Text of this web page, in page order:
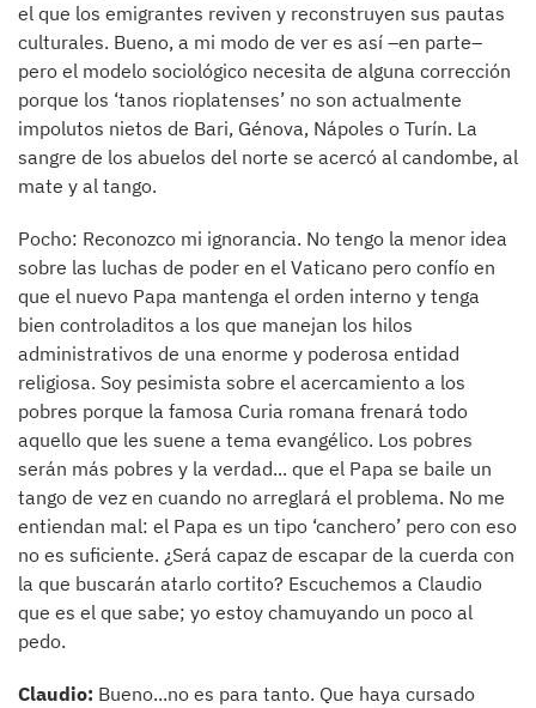
el que los emigrantes reviven y reconstruyen sus pautas
culturales. Bueno, a mi modo de ver es así –en parte–
pero el modelo sociológico necesita de alguna corrección
porque los ‘tanos rioplatenses’ no son actualmente
impolutos nietos de Bari, Génova, Nápoles o Turín. La
sangre de los abuelos del norte se acercó al candombe, al
mate y al tango.
Pocho: Reconozco mi ignorancia. No tengo la menor idea
sobre las luchas de poder en el Vaticano pero confío en
que el nuevo Papa mantenga el orden interno y tenga
bien controladitos a los que manejan los hilos
administrativos de una enorme y poderosa entidad
religiosa. Soy pesimista sobre el acercamiento a los
pobres porque la famosa Curia romana frenará todo
aquello que les suene a tema evangélico. Los pobres
serán más pobres y la verdad... que el Papa se baile un
tango de vez en cuando no arreglará el problema. No me
entiendan mal: el Papa es un tipo ‘canchero’ pero con eso
no es suficiente. ¿Será capaz de escapar de la cuerda con
la que buscarán atarlo cortito? Escuchemos a Claudio
que es el que sabe; yo estoy chamuyando un poco al
pedo.
Claudio: Bueno...no es para tanto. Que haya cursado